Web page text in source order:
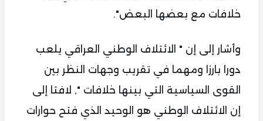
خلافات مع بعضها البعض".
وأشار إلى إن " الائتلاف الوطني العراقي يلعب
دورا بارزا ومهما في تقريب وجهات النظر بين
القوى السياسية التي بينها خلافات ", لافتا إلى
إن الائتلاف الوطني هو الوحيد الذي فتح حوارات